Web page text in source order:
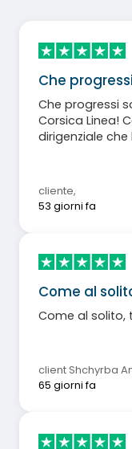
Che
Che progressi
Corsica Linea!
dirigenziale
quotidiana
cliente,
53 giorni fa
Come al
Come al solito,
client Shchyrba
65 giorni fa